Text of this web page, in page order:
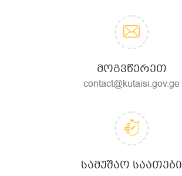
ᲛᲝᲒᲕᲬᲔᲠᲔᲗ
contact@kutaisi.gov.ge
ᲡᲐᲛᲣᲨᲐᲝ ᲡᲐᲐᲗᲔᲑᲘ